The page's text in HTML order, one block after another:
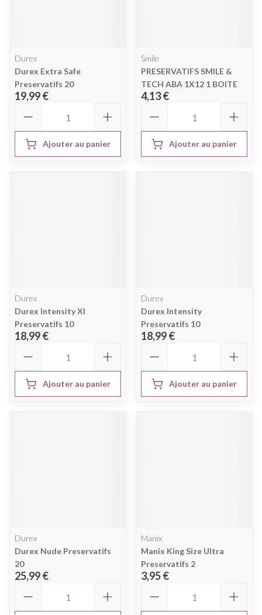
Durex
Durex Extra Safe
Preservatifs 20
19,99 €
Ajouter au panier
Smile
PRESERVATIFS SMILE &
TECH ABA 1X12 1 BOITE
4,13 €
Ajouter au panier
Durex
Durex Intensity Xl
Preservatifs 10
18,99 €
Ajouter au panier
Durex
Durex Intensity
Preservatifs 10
18,99 €
Ajouter au panier
Durex
Durex Nude Preservatifs
20
25,99 €
Manix
Manix King Size Ultra
Preservatifs 2
3,95 €